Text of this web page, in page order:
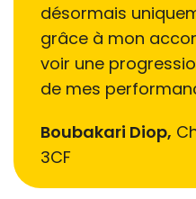
désormais
grâce à mon
voir une
de mes
Boubakari Diop,
3CF